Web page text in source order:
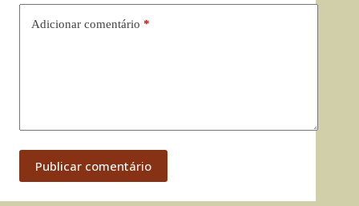
Adicionar comentário *
Publicar comentário